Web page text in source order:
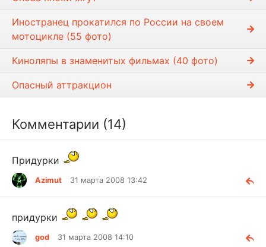
Иностранец прокатился по России на своем
мотоцикле (55 фото)
Киноляпы в знаменитых фильмах (40 фото)
Опасный аттракцион
Комментарии (14)
Придурки
Azimut 31 марта 2008 13:42
придурки
god 31 марта 2008 14:10